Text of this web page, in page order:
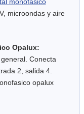
microondas y aire
Opalux:
Conecta
2, salida 4.
opalux